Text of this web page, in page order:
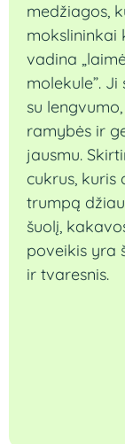
medžiagos,
mokslininkai
vadina
molekule”. Ji
su lengvumo,
ramybės ir
jausmu.
cukrus, kuris
trumpą
šuolį,
poveikis yra
ir tvaresnis.